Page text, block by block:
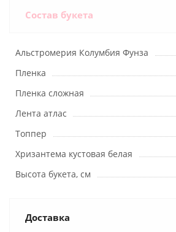
Состав букета
Альстромерия Колумбия Фунза
Пленка
Пленка сложная
Лента атлас
Топпер
Хризантема кустовая белая
Высота букета, см
Доставка